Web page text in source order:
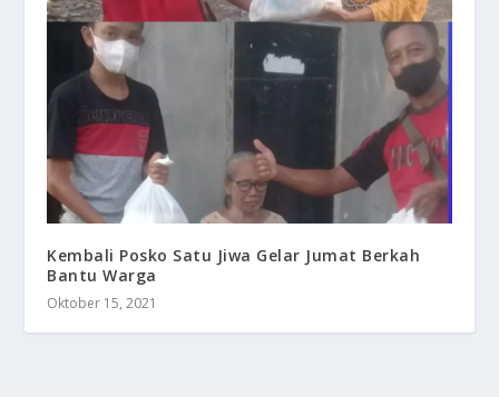
Kembali Posko Satu Jiwa Gelar Jumat Berkah
Bantu Warga
Oktober 15, 2021